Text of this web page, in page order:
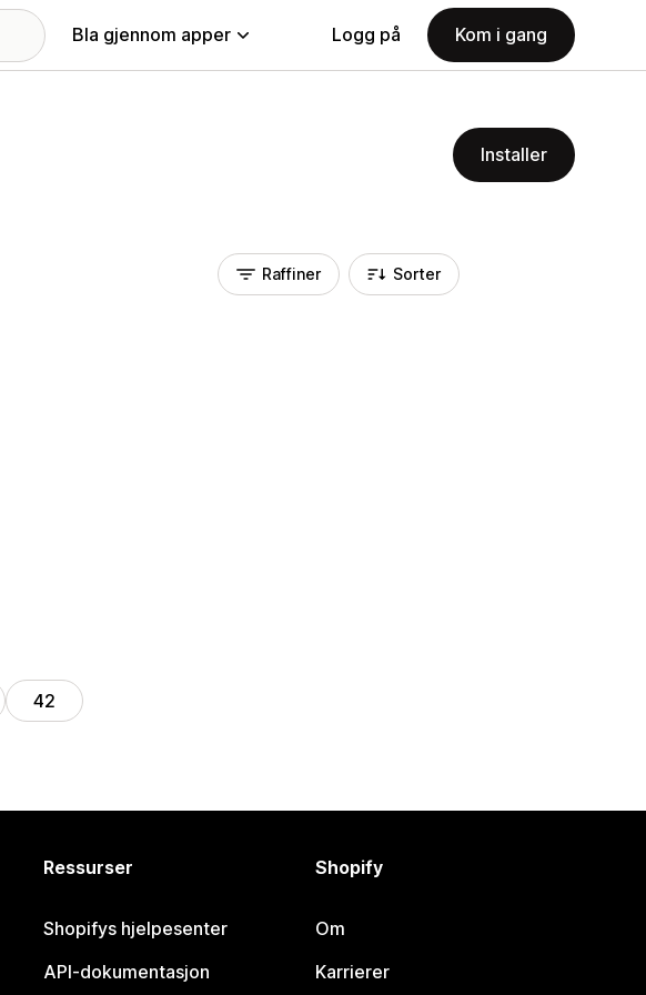
Bla gjennom apper Logg på Kom i gang
Installer
Raffiner Sorter
42
Ressurser
Shopifys hjelpesenter
API-dokumentasjon
Shopify
Om
Karrierer